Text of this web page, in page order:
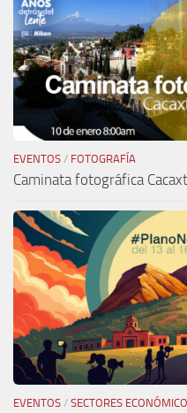
EVENTOS / FOTOGRAFÍA
Caminata fotográfica
EVENTOS / SECTORES